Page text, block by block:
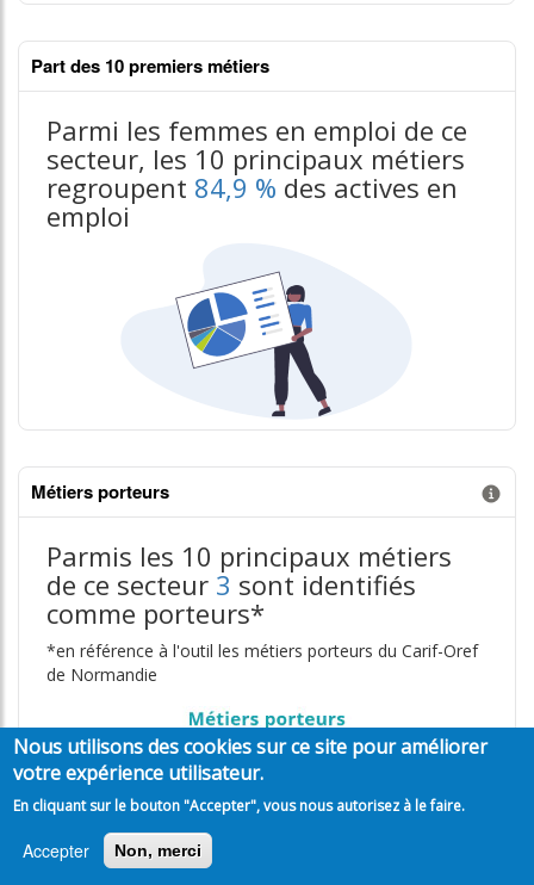
Part des 10 premiers métiers
Parmi les femmes en emploi de ce
secteur, les 10 principaux métiers
regroupent 84,9 % des actives en
emploi
Métiers porteurs
Parmis les 10 principaux métiers
de ce secteur 3 sont identifiés
comme porteurs*
*en référence à l'outil les métiers porteurs du Carif-Oref
de Normandie
Nous utilisons des cookies sur ce site pour améliorer
votre expérience utilisateur.
En cliquant sur le bouton "Accepter", vous nous autorisez à le faire.
Accepter Non, merci